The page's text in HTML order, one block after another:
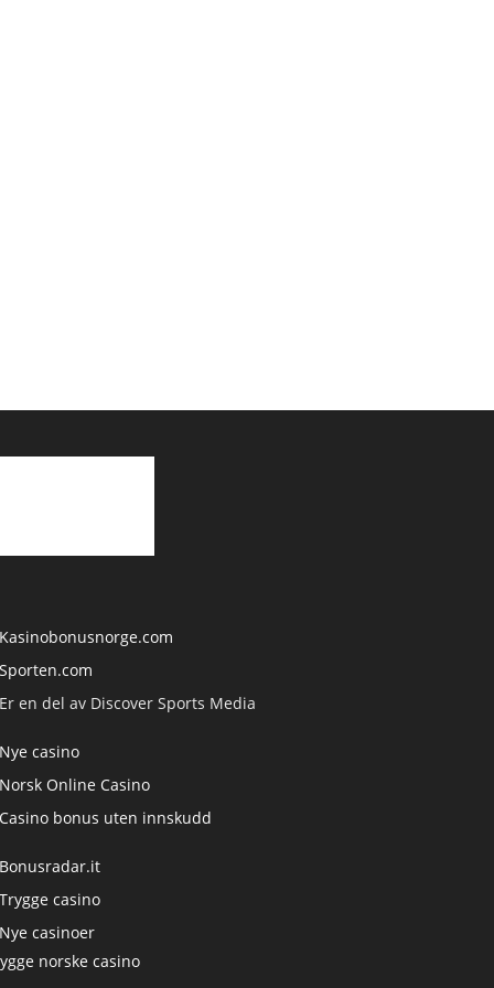
Kasinobonusnorge.com
Sporten.com
Er en del av Discover Sports Media
Nye casino
Norsk Online Casino
Casino bonus uten innskudd
Bonusradar.it
Trygge casino
Nye casinoer
norske casino